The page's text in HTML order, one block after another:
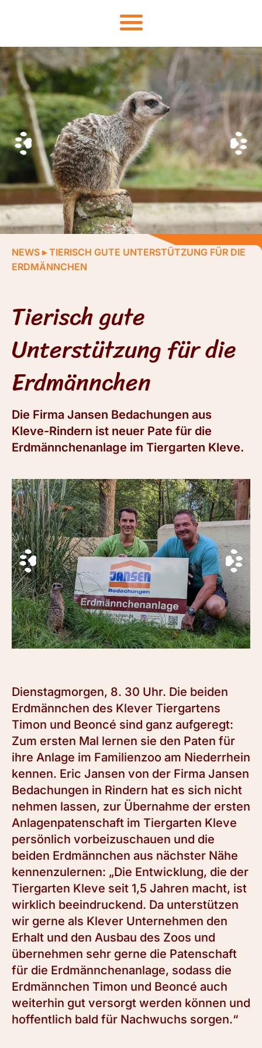
NEWS ▸TIERISCH GUTE UNTERSTÜTZUNG FÜR DIE
ERDMÄNNCHEN
Tierisch gute
Unterstützung für die
Erdmännchen
Die Firma Jansen Bedachungen aus
Kleve-Rindern ist neuer Pate für die
Erdmännchenanlage im Tiergarten Kleve.
Dienstagmorgen, 8. 30 Uhr. Die beiden
Erdmännchen des Klever Tiergartens
Timon und Beoncé sind ganz aufgeregt:
Zum ersten Mal lernen sie den Paten für
ihre Anlage im Familienzoo am Niederrhein
kennen. Eric Jansen von der Firma Jansen
Bedachungen in Rindern hat es sich nicht
nehmen lassen, zur Übernahme der ersten
Anlagenpatenschaft im Tiergarten Kleve
persönlich vorbeizuschauen und die
beiden Erdmännchen aus nächster Nähe
kennenzulernen: „Die Entwicklung, die der
Tiergarten Kleve seit 1,5 Jahren macht, ist
wirklich beeindruckend. Da unterstützen
wir gerne als Klever Unternehmen den
Erhalt und den Ausbau des Zoos und
übernehmen sehr gerne die Patenschaft
für die Erdmännchenanlage, sodass die
Erdmännchen Timon und Beoncé auch
weiterhin gut versorgt werden können und
hoffentlich bald für Nachwuchs sorgen.“